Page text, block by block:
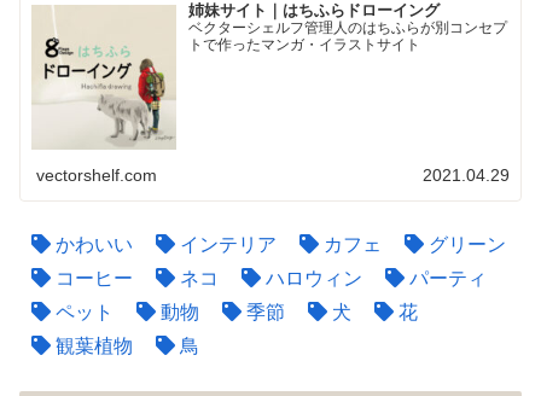
姉妹サイト｜はちふらドローイング
ベクターシェルフ管理人のはちふらが別コンセプ
トで作ったマンガ・イラストサイト
vectorshelf.com 2021.04.29
かわいい インテリア カフェ
グリーン
コーヒー
ネコ ハロウィン
パーティ
ペット
動物 季節 犬
花
観葉植物
鳥